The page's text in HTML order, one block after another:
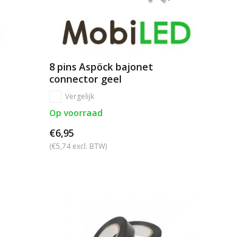
8 pins Aspöck bajonet
connector geel
Vergelijk
Op voorraad
€6,95
(€5,74 excl. BTW)